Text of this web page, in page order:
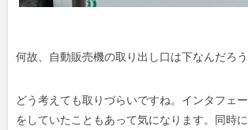
何故、自動販売機の取り出し口は下なんだろ
どう考えても取りづらいですね。インタフェ
をしていたこともあって気になります。同時